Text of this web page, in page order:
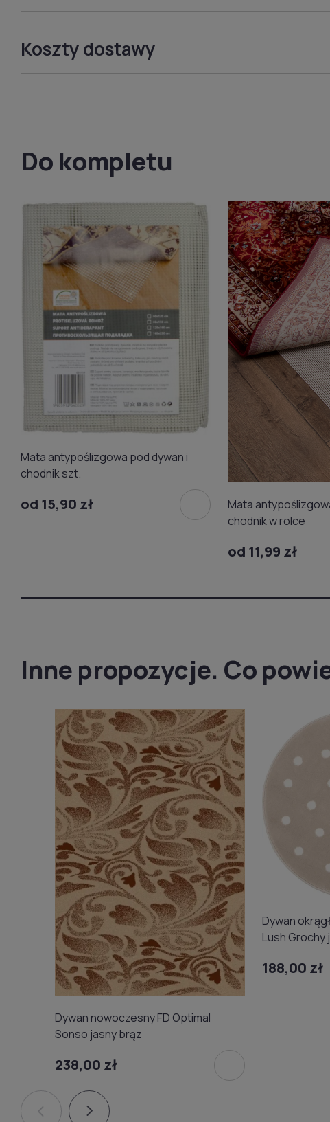
Koszty dostawy
Do kompletu
Mata antypoślizgowa pod dywan i
chodnik szt.
od 15,90 zł
Mata
chodnik w rolce
od 11,99 zł
Inne propozycje. Co
Dywan nowoczesny FD Optimal
Sonso jasny brąz
238,00 zł
Dywan
Lush Grochy
188,00 zł